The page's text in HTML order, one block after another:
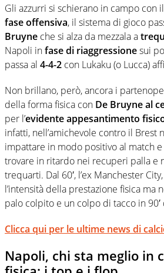
Gli azzurri si schierano in campo con il
fase offensiva, il sistema di gioco
Bruyne che si alza da mezzala a
Napoli infase di riaggressionesui
passa al 4-4-2 con Lukaku (o Lucca)
Non brillano, però, ancora i
della forma fisica con De Bruyne al
per l’evidente appesantimento
infatti, nell’amichevole contro il Brest
impattare in modo positivo al match
trovare in ritardo nei recuperi palla e
trequarti. Dal 60′, l’ex Manchester
l’intensità della prestazione fisica ma
palo colpito e un colpo di tacco in 90′
Clicca qui per le ultime news di
Napoli, chi sta meglio in